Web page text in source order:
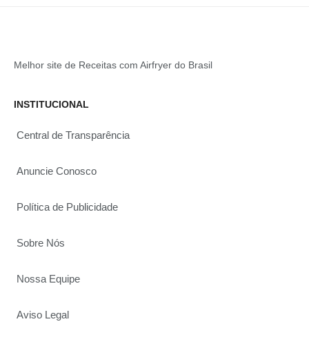
Melhor site de Receitas com Airfryer do Brasil
INSTITUCIONAL
Central de Transparência
Anuncie Conosco
Política de Publicidade
Sobre Nós
Nossa Equipe
Aviso Legal